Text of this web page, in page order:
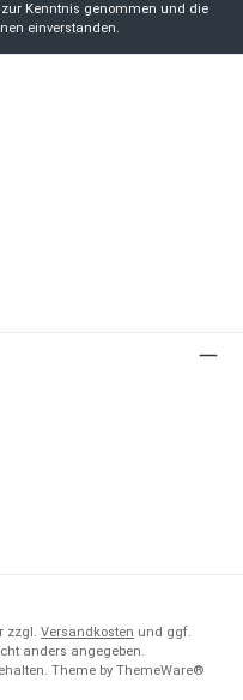
zur Kenntnis genommen und die
einverstanden.
zzgl. Versandkosten und ggf.
anders angegeben.
Theme by ThemeWare®